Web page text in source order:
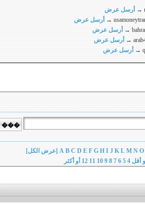
أرسل عرض
أرسل عرض
أرسل عرض
أرسل عرض
أرسل عرض
A B C D E F G H I J K L M N O
[عرض الكل]
4
5
6
7
8
9
10
11 12 أو أكثر